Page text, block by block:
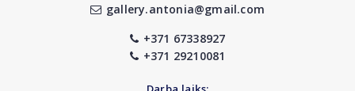
gallery.antonia@gmail.com
+371 67338927
+371 29210081